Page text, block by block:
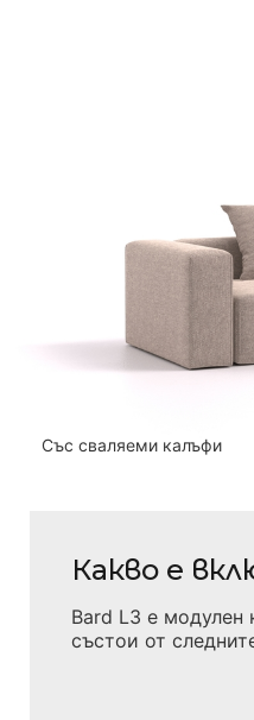
Със сваляеми калъфи
Какво е
Bard L3 е модулен
състои от